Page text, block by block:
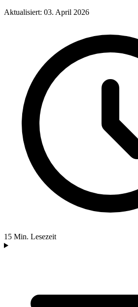
Aktualisiert: 03. April 2026
15 Min. Lesezeit